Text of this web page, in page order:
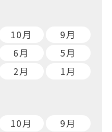
10月
9月
6月
5月
2月 1月
10月
9月